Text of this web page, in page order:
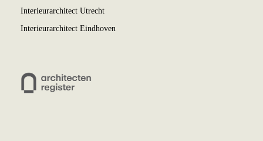
Interieurarchitect Utrecht
Interieurarchitect Eindhoven